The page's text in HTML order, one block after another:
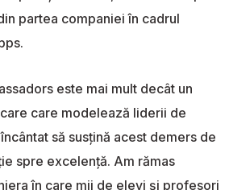
partea companiei în cadrul
este mai mult decât un
care modelează liderii de
să susțină acest demers de
spre excelență. Am rămas
în care mii de elevi și profesori